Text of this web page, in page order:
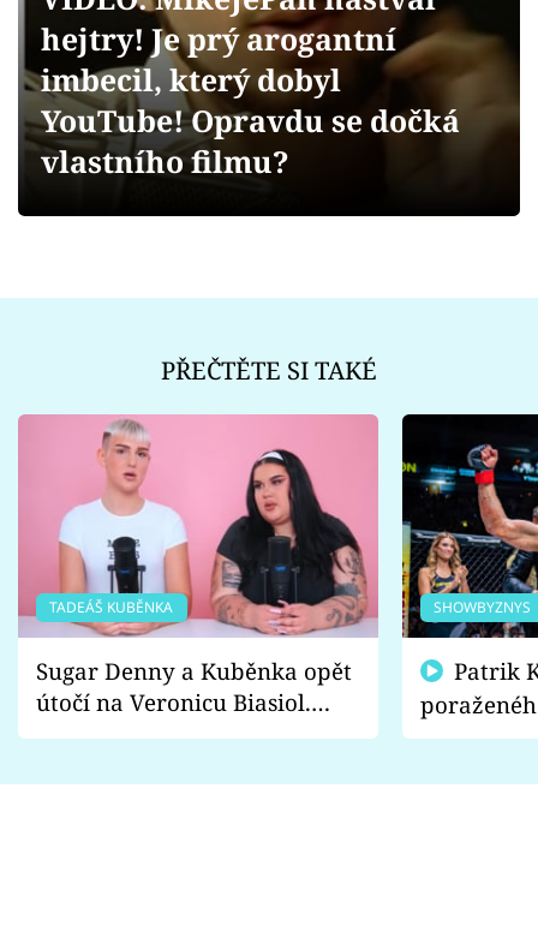
Videa
Sledujte prima+
hejtry! Je prý arogantní
imbecil, který dobyl
YouTube! Opravdu se dočká
vlastního filmu?
PŘEČTĚTE SI TAKÉ
TADEÁŠ KUBĚNKA
Sugar Denny a Kuběnka opět
útočí na Veronicu Biasiol.
Proč je podle nich falešná a
SHOWBYZNYS
fanoušci